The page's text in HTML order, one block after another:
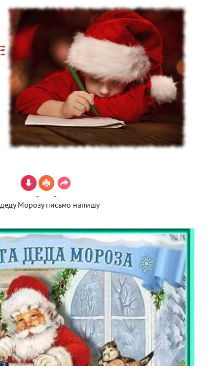
Морозу письмо напишу